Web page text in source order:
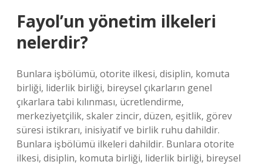
Fayol’un yönetim ilkeleri
nelerdir?
Bunlara işbölümü, otorite ilkesi, disiplin, komuta
birliği, liderlik birliği, bireysel çıkarların genel
çıkarlara tabi kılınması, ücretlendirme,
merkeziyetçilik, skaler zincir, düzen, eşitlik, görev
süresi istikrarı, inisiyatif ve birlik ruhu dahildir.
Bunlara işbölümü ilkeleri dahildir. Bunlara otorite
ilkesi, disiplin, komuta birliği, liderlik birliği, bireysel